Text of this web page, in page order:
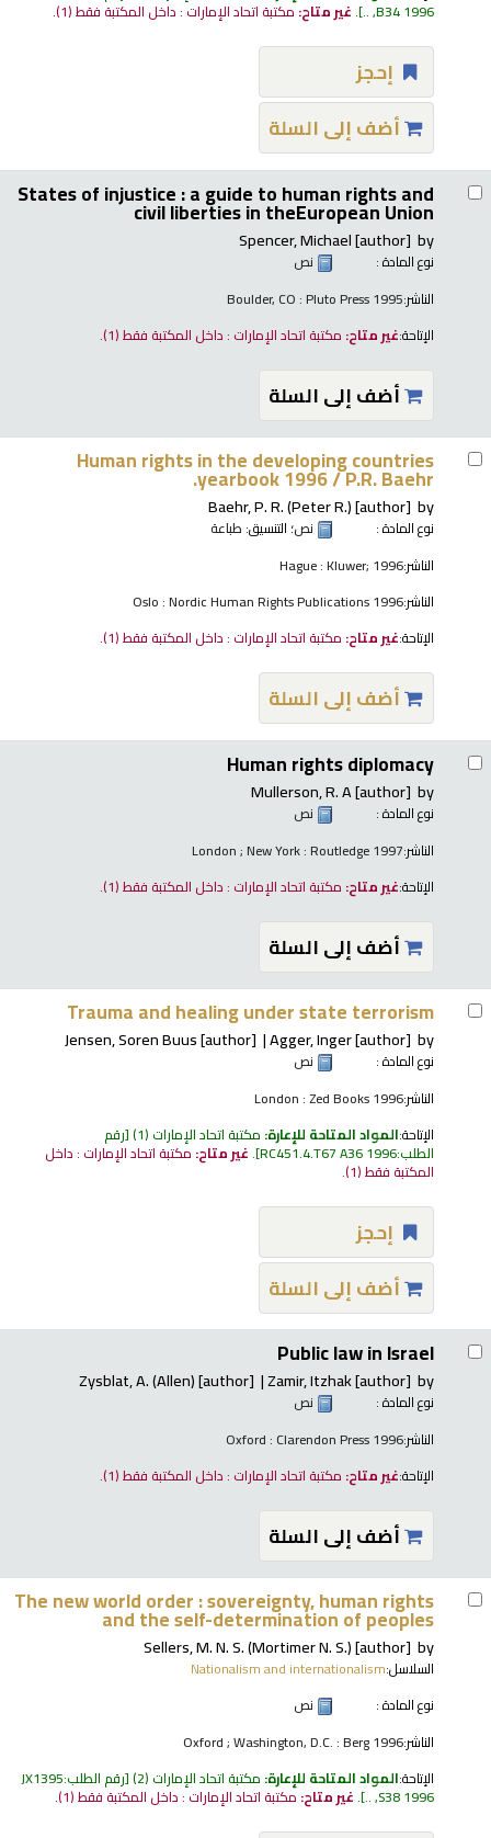
B34 1996, ..
.غير متاح:مكتبة اتحاد الإمارات : داخل المكتبة فقط(1).
إحجز
أضف إلى السلة
States of injustice : a guide to human rights and
civil liberties in theEuropean Union
by
Spencer, Michael[author]
نوع المادة :
نص
الناشر:Boulder, CO : Pluto Press 1995
الإتاحة:غير متاح: مكتبة اتحاد الإمارات : داخل المكتبة فقط(1).
أضف إلى السلة
Human rights in the developing countries
yearbook 1996 /P.R. Baehr.
by
Baehr, P. R. (Peter R.)[author]
نوع المادة : نص؛ التنسيق: طباعة
الناشر:Hague : Kluwer; 1996
الناشر:Oslo : Nordic Human Rights Publications 1996
الإتاحة:غير متاح: مكتبة اتحاد الإمارات : داخل المكتبة فقط(1).
أضف إلى السلة
Human rights diplomacy
by
Mullerson, R. A[author]
نوع المادة :
نص
الناشر:London ; New York : Routledge 1997
الإتاحة:غير متاح: مكتبة اتحاد الإمارات : داخل المكتبة فقط(1).
أضف إلى السلة
Trauma and healing under state terrorism
by
Agger, Inger[author]
Jensen, Soren Buus[author]
نوع المادة :
نص
الناشر:London : Zed Books 1996
الإتاحة:المواد المتاحة للإعارة: مكتبة اتحاد الإمارات (1) رقم
الطلب:RC451.4.T67 A36 1996
.غير متاح: مكتبة اتحاد الإمارات : داخل
المكتبة فقط(1).
إحجز
أضف إلى السلة
Public law in Israel
by
Zamir, Itzhak[author]
Zysblat, A. (Allen)[author]
نوع المادة :
نص
الناشر:Oxford : Clarendon Press 1996
الإتاحة:غير متاح: مكتبة اتحاد الإمارات : داخل المكتبة فقط(1).
أضف إلى السلة
The new world order : sovereignty, human rights
and the self-determination of peoples
by
Sellers, M. N. S. (Mortimer N. S.)[author]
السلاسل:Nationalism and internationalism
نوع المادة :
نص
الناشر:Oxford ; Washington, D.C. : Berg 1996
الإتاحة:المواد المتاحة للإعارة: مكتبة اتحاد الإمارات (2) رقم الطلب:JX1395
S38 1996, ..
.غير متاح:مكتبة اتحاد الإمارات : داخل المكتبة فقط(1).